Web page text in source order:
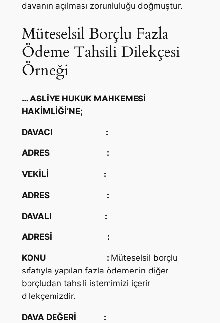
davanın açılması zorunluluğu doğmuştur.
Müteselsil Borçlu Fazla
Ödeme Tahsili Dilekçesi
Örneği
… ASLİYE HUKUK MAHKEMESİ
HAKİMLİĞİ’NE;
DAVACI :
ADRES :
VEKİLİ :
ADRES :
DAVALI :
ADRESİ :
KONU : Müteselsil borçlu
sıfatıyla yapılan fazla ödemenin diğer
borçludan tahsili istemimizi içerir
dilekçemizdir.
DAVA DEĞERİ :